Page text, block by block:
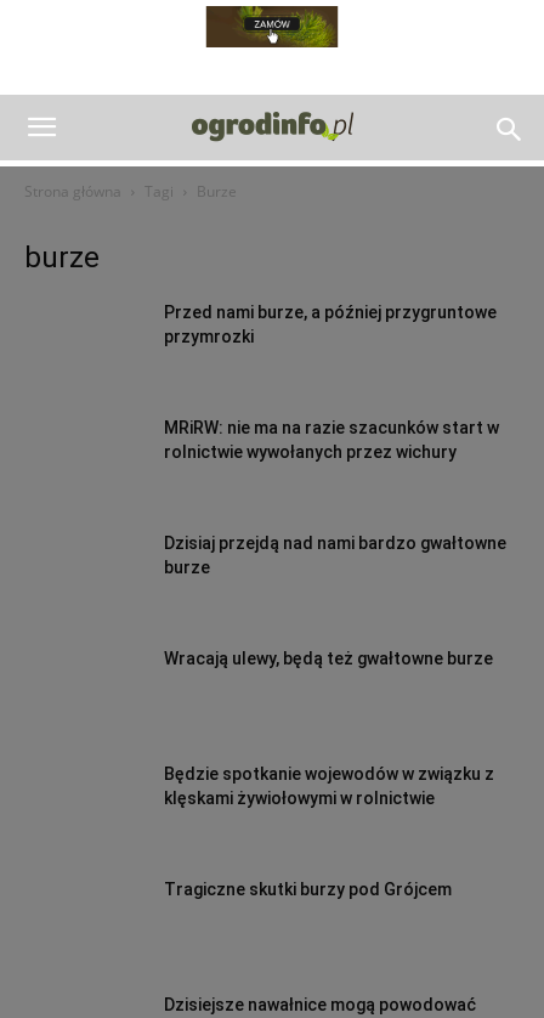
Strona główna Tagi Burze
burze
Przed nami burze, a później przygruntowe
przymrozki
MRiRW: nie ma na razie szacunków start w
rolnictwie wywołanych przez wichury
Dzisiaj przejdą nad nami bardzo gwałtowne
burze
Wracają ulewy, będą też gwałtowne burze
Będzie spotkanie wojewodów w związku z
klęskami żywiołowymi w rolnictwie
Tragiczne skutki burzy pod Grójcem
Dzisiejsze nawałnice mogą powodować